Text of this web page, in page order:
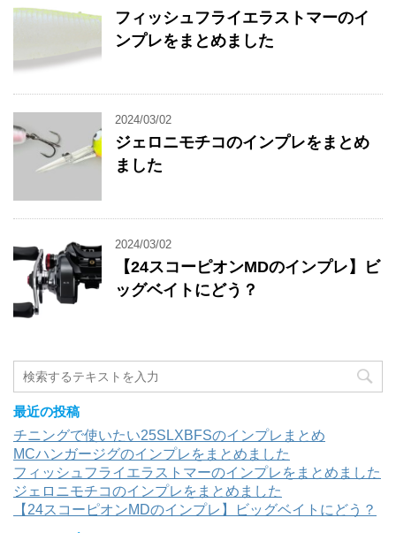
フィッシュフライエラストマーのイ
ンプレをまとめました
2024/03/02
ジェロニモチコのインプレをまとめ
ました
2024/03/02
【24スコーピオンMDのインプレ】ビ
ッグベイトにどう？
最近の投稿
チニングで使いたい25SLXBFSのインプレまとめ
MCハンガージグのインプレをまとめました
フィッシュフライエラストマーのインプレをまとめました
ジェロニモチコのインプレをまとめました
【24スコーピオンMDのインプレ】ビッグベイトにどう？